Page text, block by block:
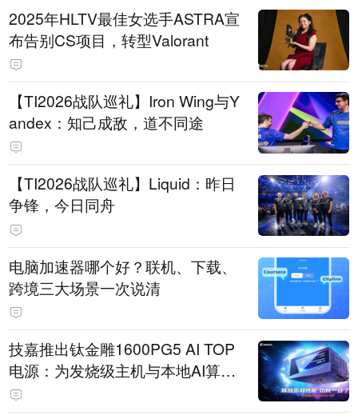
2025年HLTV最佳女选手ASTRA宣
布告别CS项目，转型Valorant
【TI2026战队巡礼】Iron Wing与Y
andex：知己成敌，道不同途
【TI2026战队巡礼】Liquid：昨日
争锋，今日同舟
电脑加速器哪个好？联机、下载、
跨境三大场景一次说清
技嘉推出钛金雕1600PG5 AI TOP
电源：为发烧级主机与本地AI算力
打造旗舰供电方案